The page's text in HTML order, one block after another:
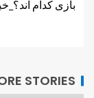
بازی کدام
STORIES